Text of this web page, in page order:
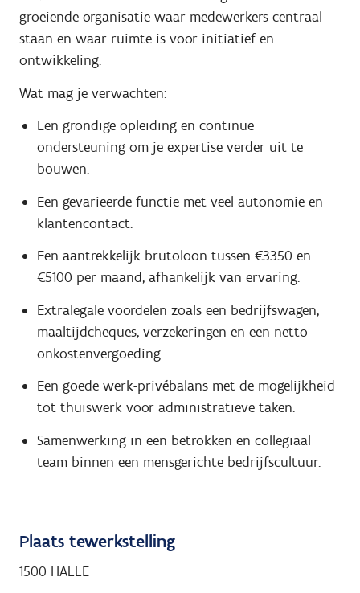
groeiende organisatie waar medewerkers centraal
staan en waar ruimte is voor initiatief en
ontwikkeling.
Wat mag je verwachten:
Een grondige opleiding en continue
ondersteuning om je expertise verder uit te
bouwen.
Een gevarieerde functie met veel autonomie en
klantencontact.
Een aantrekkelijk brutoloon tussen €3350 en
€5100 per maand, afhankelijk van ervaring.
Extralegale voordelen zoals een bedrijfswagen,
maaltijdcheques, verzekeringen en een netto
onkostenvergoeding.
Een goede werk-privébalans met de mogelijkheid
tot thuiswerk voor administratieve taken.
Samenwerking in een betrokken en collegiaal
team binnen een mensgerichte bedrijfscultuur.
Plaats tewerkstelling
1500 HALLE